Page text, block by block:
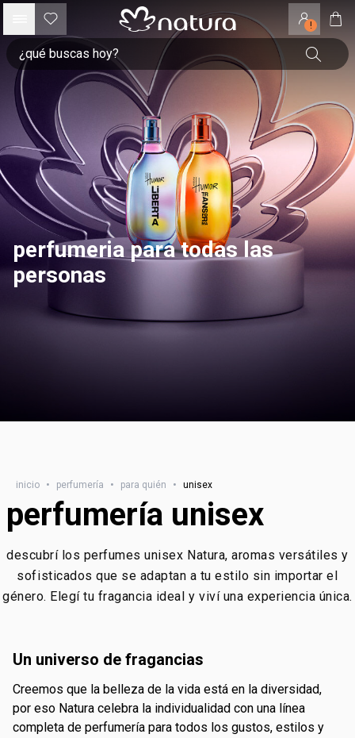
!
perfumeria para todas las
personas
inicio • perfumería • para quién • unisex
perfumería unisex
descubrí los perfumes unisex Natura, aromas versátiles y
sofisticados que se adaptan a tu estilo sin importar el
género. Elegí tu fragancia ideal y viví una experiencia única.
un universo de fragancias
creemos que la belleza de la vida está en la diversidad,
por eso Natura celebra la individualidad con una línea
completa de perfumería para todos los gustos, estilos y